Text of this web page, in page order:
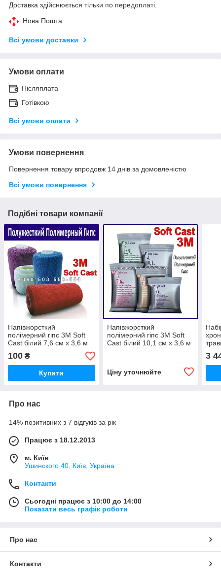
Доставка здійснюється тільки по передоплаті.
Нова Пошта
Всі умови доставки
Умови оплати
Післяплата
Готівкою
Всі умови оплати
Умови повернення
Повернення товару впродовж 14 днів за домовленістю
Всі умови повернення
Подібні товари компанії
Напівжорсткий
полімерний гіпс 3M Soft
Cast білий 7,6 см х 3,6 м
100 ₴
Купити
Напівжорсткий
полімерний гіпс 3M Soft
Cast білий 10,1 см х 3,6 м
Ціну уточнюйте
3
Про нас
14% позитивних з 7 відгуків за рік
Працює з 18.12.2013
м. Київ
Ушинского 40, Київ, Україна
Контакти
Сьогодні працює з 10:00 до 14:00
Показати весь графік роботи
Про нас
Контакти